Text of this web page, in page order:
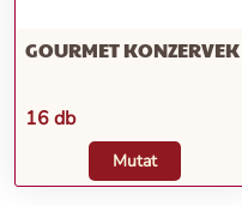
GOURMET KONZERVEK
16 db
Mutat